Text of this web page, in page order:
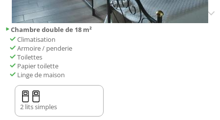
Chambre double de 18 m²
Climatisation
Armoire / penderie
Toilettes
Papier toilette
Linge de maison
2 lits simples